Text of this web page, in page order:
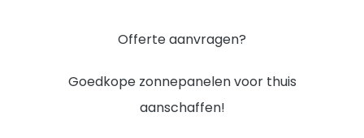
Offerte aanvragen?
Goedkope zonnepanelen voor thuis
aanschaffen!